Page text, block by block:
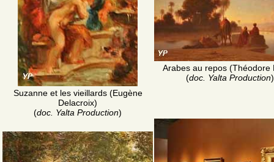
Suzanne et les vieillards (Eugène
Delacroix)
(doc. Yalta Production)
Arabes au repos (Théodore
(doc. Yalta Production)